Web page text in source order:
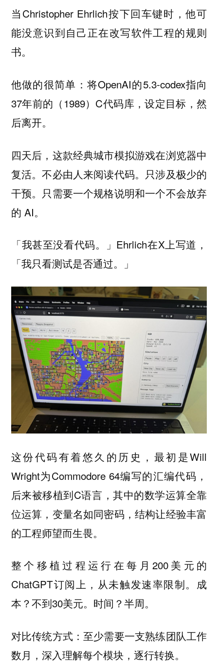
当Christopher Ehrlich按下回车键时，他可
能没意识到自己正在改写软件工程的规则
书。
他做的很简单：将OpenAI的5.3-codex指向
37年前的（1989）C代码库，设定目标，然
后离开。
四天后，这款经典城市模拟游戏在浏览器中
复活。不必由人来阅读代码。只涉及极少的
干预。只需要一个规格说明和一个不会放弃
的 AI。
「我甚至没看代码。」Ehrlich在X上写道，
「我只看测试是否通过。」
这份代码有着悠久的历史，最初是Will
Wright为Commodore 64编写的汇编代码，
后来被移植到C语言，其中的数学运算全靠
位运算，变量名如同密码，结构让经验丰富
的工程师望而生畏。
整个移植过程运行在每月200美元的
ChatGPT订阅上，从未触发速率限制。成
本？不到30美元。时间？半周。
对比传统方式：至少需要一支熟练团队工作
数月，深入理解每个模块，逐行转换。